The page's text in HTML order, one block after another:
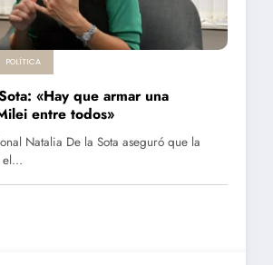
POLÍTICA
«Hay que armar una
entre todos»
Natalia De la Sota aseguró que la
el…